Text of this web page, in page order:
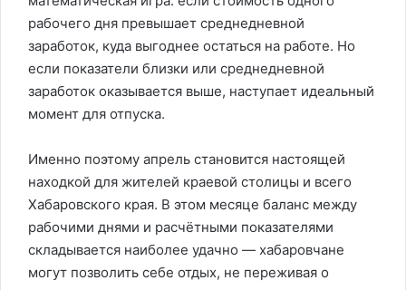
рабочего дня превышает среднедневной
заработок, куда выгоднее остаться на работе. Но
если показатели близки или среднедневной
заработок оказывается выше, наступает идеальный
момент для отпуска.
Именно поэтому апрель становится настоящей
находкой для жителей краевой столицы и всего
Хабаровского края. В этом месяце баланс между
рабочими днями и расчётными показателями
складывается наиболее удачно — хабаровчане
могут позволить себе отдых, не переживая о